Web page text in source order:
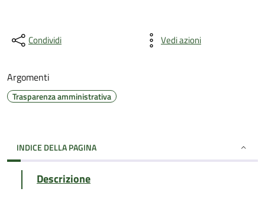
Condividi Vedi azioni
Argomenti
Trasparenza amministrativa
INDICE DELLA PAGINA
Descrizione